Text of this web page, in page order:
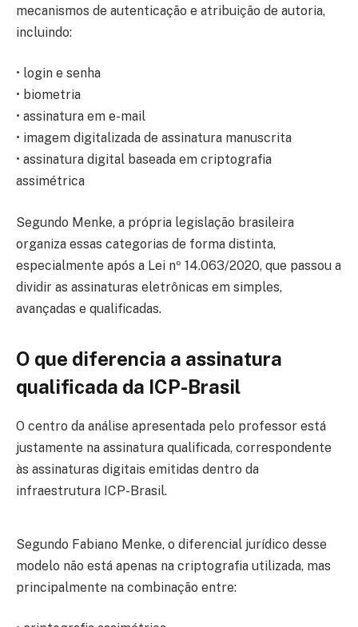
mecanismos de autenticação e atribuição de autoria,
incluindo:
• login e senha
• biometria
• assinatura em e-mail
• imagem digitalizada de assinatura manuscrita
• assinatura digital baseada em criptografia
assimétrica
Segundo Menke, a própria legislação brasileira
organiza essas categorias de forma distinta,
especialmente após a Lei nº 14.063/2020, que passou a
dividir as assinaturas eletrônicas em simples,
avançadas e qualificadas.
O que diferencia a assinatura
qualificada da ICP-Brasil
O centro da análise apresentada pelo professor está
justamente na assinatura qualificada, correspondente
às assinaturas digitais emitidas dentro da
infraestrutura ICP-Brasil.
Segundo Fabiano Menke, o diferencial jurídico desse
modelo não está apenas na criptografia utilizada, mas
principalmente na combinação entre: